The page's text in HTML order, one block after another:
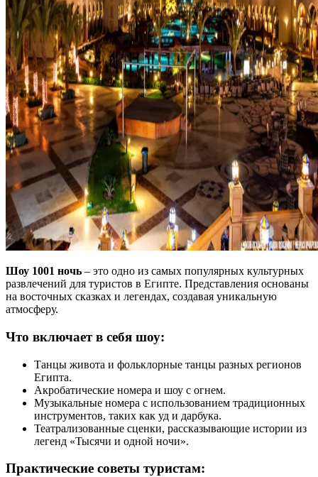
Шоу 1001 ночь – это одно из самых популярных культурных
развлечений для туристов в Египте. Представления основаны
на восточных сказках и легендах, создавая уникальную
атмосферу.
Что включает в себя шоу:
Танцы живота и фольклорные танцы разных регионов
Египта.
Акробатические номера и шоу с огнем.
Музыкальные номера с использованием традиционных
инструментов, таких как уд и дарбука.
Театрализованные сценки, рассказывающие истории из
легенд «Тысячи и одной ночи».
Практические советы туристам: